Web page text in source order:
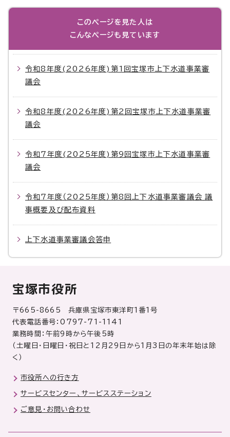
このページを見た人は
こんなページも見ています
令和8年度(2026年度)第1回宝塚市上下水道事業審
議会
令和8年度(2026年度)第2回宝塚市上下水道事業審
議会
令和7年度(2025年度)第9回宝塚市上下水道事業審
議会
令和7年度（2025年度）第8回上下水道事業審議会_議
事概要及び配布資料
上下水道事業審議会答申
宝塚市役所
〒665-8665 兵庫県宝塚市東洋町1番1号
代表電話番号：0797-71-1141
業務時間：午前9時から午後5時
（土曜日・日曜日・祝日と12月29日から1月3日の年末年始は除
く）
市役所への行き方
サービスセンター、サービスステーション
ご意見・お問い合わせ